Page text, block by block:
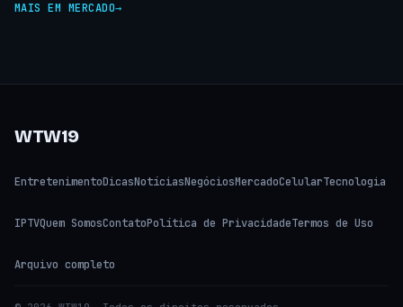
MAIS EM MERCADO
WTW19
EntretenimentoDicasNotíciasNegóciosMercadoCelularTecnologia
IPTVQuem SomosContatoPolítica de PrivacidadeTermos de Uso
Arquivo completo